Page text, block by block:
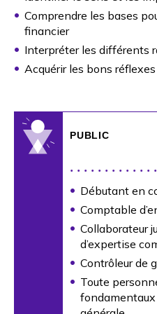
Comprendre les bases
financier
Interpréter les différents
Acquérir les bons réflexes
PUBLIC
Débutant en
Comptable
Collaborateur
d’expertise
Contrôleur de
Toute
formation
APRÈS LA
envoi des
formation,
frais de
d’hébergements